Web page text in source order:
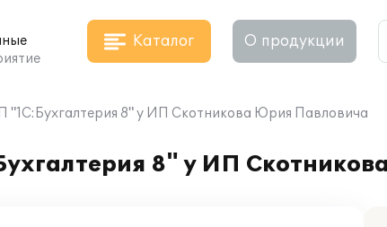
Каталог О продукции
"1С:Бухгалтерия 8" у ИП Скотникова Юрия Павловича
8" у ИП